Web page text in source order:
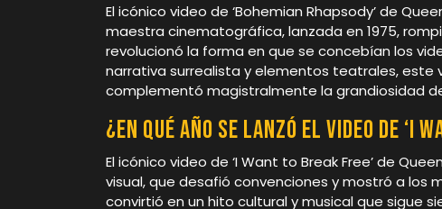
El icónico video de ‘Bohemian Rhapsody’ de
maestra cinematográfica, lanzada en 1975,
revolucionó la forma en que se concebían los
narrativa surrealista y elementos teatrales, este
complementó magistralmente la grandiosidad
¿En qué año se lanzó el video de ‘I
El icónico video de ‘I Want to Break Free’ de
visual, que desafió convenciones y mostró a los
convirtió en un hito cultural y musical que sigue